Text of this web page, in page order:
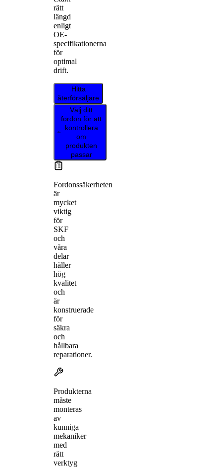
rätt
längd
enligt
OE-
specifikationerna
för
optimal
drift.
Hitta
återförsäljare
Välj ditt
fordon för att
kontrollera
om
produkten
passar
Fordonssäkerheten
är
mycket
viktig
för
SKF
och
våra
delar
håller
hög
kvalitet
och
är
konstruerade
för
säkra
och
hållbara
reparationer.
Produkterna
måste
monteras
av
kunniga
mekaniker
med
rätt
verktyg